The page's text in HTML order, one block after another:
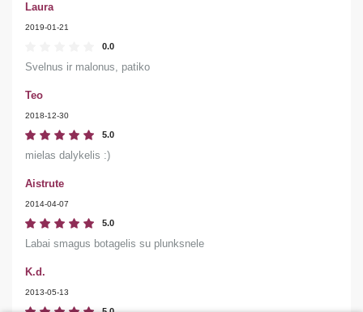
Laura
2019-01-21
0.0
Svelnus ir malonus, patiko
Teo
2018-12-30
5.0
mielas dalykelis :)
Aistrute
2014-04-07
5.0
Labai smagus botagelis su plunksnele
K.d.
2013-05-13